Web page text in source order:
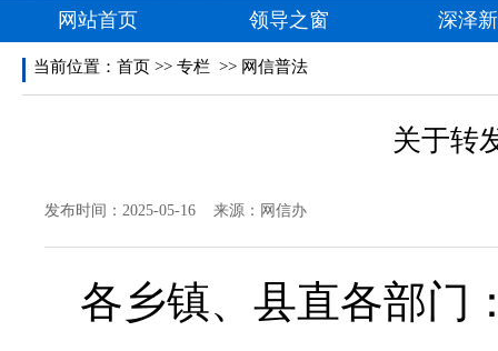
当前位置： 首页 >> 专栏 >> 网信普法
关于转
发布时间：2025-05-16 来源：网信办
各乡镇、县直各部门